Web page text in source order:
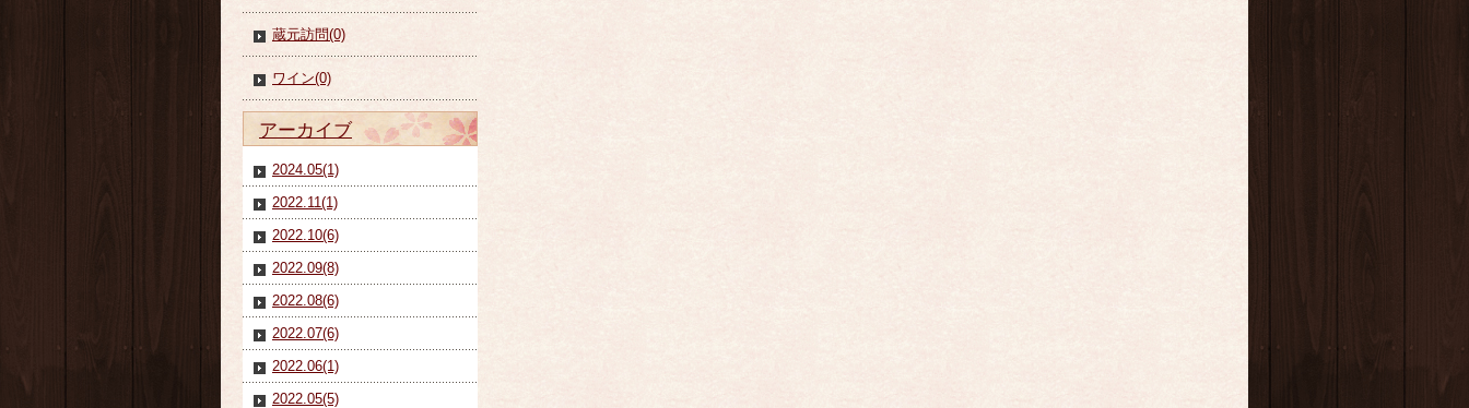
蔵元訪問(0)
ワイン(0)
アーカイブ
2024.05(1)
2022.11(1)
2022.10(6)
2022.09(8)
2022.08(6)
2022.07(6)
2022.06(1)
2022.05(5)